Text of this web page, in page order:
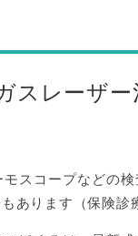
スレーザー
スコープなどの
あります（保険診